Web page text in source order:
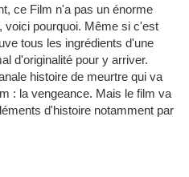
ce Film n'a pas un énorme
pourquoi. Même si c'est
tous les ingrédients d'une
d'originalité pour y arriver.
histoire de meurtre qui va
: la vengeance. Mais le film va
d'histoire notamment par